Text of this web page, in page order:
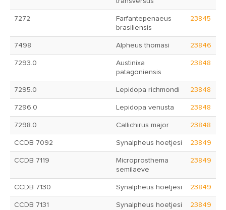
7272
Farfantepenaeus
brasiliensis
23845
7498 Alpheus thomasi 23846
7293.0
Austinixa
patagoniensis
23848
7295.0 Lepidopa richmondi 23848
7296.0 Lepidopa venusta 23848
7298.0 Callichirus major 23848
CCDB 7092 Synalpheus hoetjesi 23849
CCDB 7119
Microprosthema
semilaeve
23849
CCDB 7130 Synalpheus hoetjesi 23849
CCDB 7131 Synalpheus hoetjesi 23849